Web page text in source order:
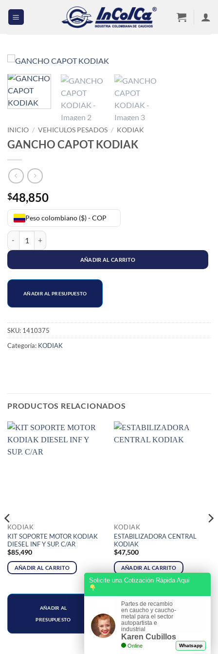
INICIO / VEHICULOS PESADOS / KODIAK
GANCHO CAPOT KODIAK
$48,850
Peso colombiano ($) - COP
GANCHO CAPOT KODIAK cantidad
AÑADIR AL CARRITO
AÑADIR AL PRESUPUESTO
SKU: 1410375
Categoría: KODIAK
PRODUCTOS RELACIONADOS
KODIAK
KIT SOPORTE MOTOR KODIAK
DIESEL INF Y SUP. C/AR
$85,490
AÑADIR AL CARRITO
AÑADIR AL
PRESUPUESTO
KODIAK
ESTABILIZADORA CENTRAL
KODIAK
$47,500
AÑADIR AL CARRITO
AÑADIR AL
PRESUPUESTO
Solicite una Cotización Rápida Aquí
Partes de recambio
en caucho y caucho-
metal para el sector
autopartista e
industrial
Karen Cubillos
Online Whatsapp